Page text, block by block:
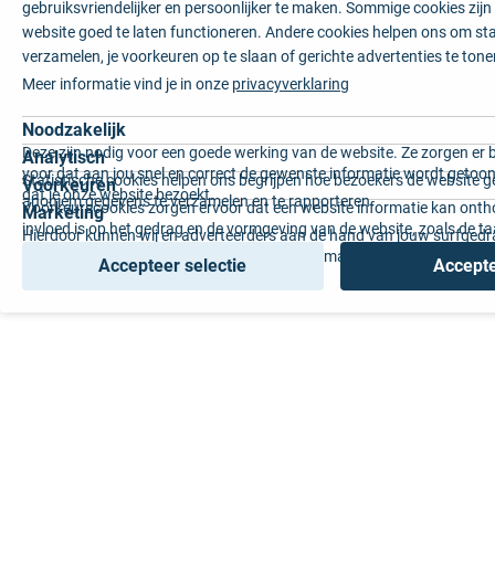
gebruiksvriendelijker en persoonlijker te maken. Sommige cookies
website goed te laten functioneren. Andere cookies helpen ons om
verzamelen, je voorkeuren op te slaan of gerichte advertenties te
Meer informatie vind je in onze privacyverklaring
Noodzakelijk
Deze zijn nodig voor een goede werking van de website. Ze zorgen er
voor dat aan jou snel en correct de gewenste informatie wordt
dat je onze website bezoekt.
Analytisch
Statistische cookies helpen ons begrijpen hoe bezoekers de website
anoniem gegevens te verzamelen en te rapporteren.
Voorkeuren
Voorkeurscookies zorgen ervoor dat een website informatie kan
invloed is op het gedrag en de vormgeving van de website, zoals de
voorkeur of de regio waar u woont.
Marketing
Hierdoor kunnen wij en adverteerders aan de hand van jouw
gepersonaliseerde online advertenties en op maat gemaakte content
Accepteer selectie